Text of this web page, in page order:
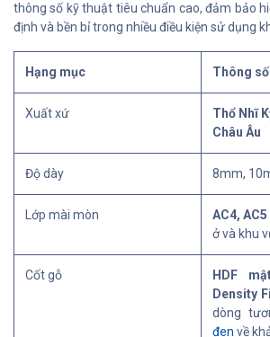
thông số kỹ thuật tiêu chuẩn cao, đảm bảo
định và bền bỉ trong nhiều điều kiện sử dụng
Hạng mục Thông
Xuất xứ
Thổ Nhĩ
Châu Âu
Độ dày 8mm,
Lớp mài mòn AC4, AC5
ở và khu
Cốt gỗ
HDF
Density
dòng
đen về